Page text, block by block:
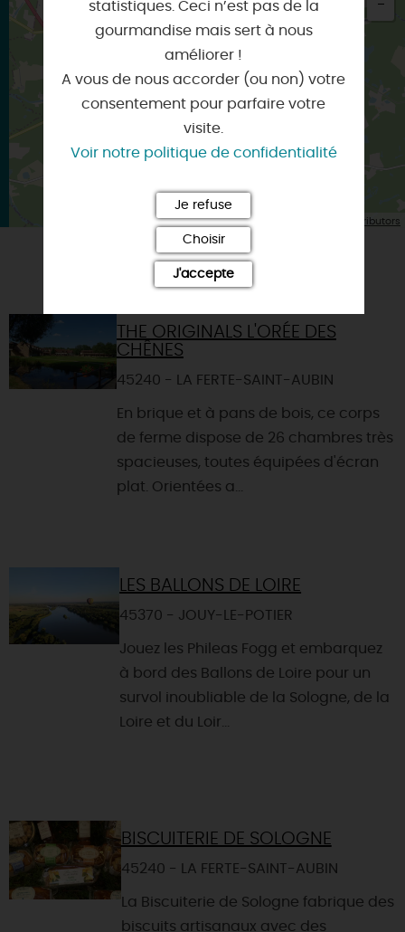
×
Itinéraire vers
LA FERTE-SAINT-AUBIN
Leaflet| Map data © OpenStreetMap contributors
VOUS AIMEREZ AUSSI
THE ORIGINALS L'ORÉE DES
CHÊNES
45240 - LA FERTE-SAINT-AUBIN
En brique et à pans de bois, ce corps
de ferme dispose de 26 chambres très
spacieuses, toutes équipées d'écran
plat. Orientées a...
LES BALLONS DE LOIRE
45370 - JOUY-LE-POTIER
Jouez les Phileas Fogg et embarquez
à bord des Ballons de Loire pour un
survol inoubliable de la Sologne, de la
Loire et du Loir...
BISCUITERIE DE SOLOGNE
45240 - LA FERTE-SAINT-AUBIN
La Biscuiterie de Sologne fabrique des
biscuits artisanaux avec des
statistiques. Ceci n’est pas de la
gourmandise mais sert à nous
améliorer !
A vous de nous accorder (ou non) votre
consentement pour parfaire votre
visite.
Voir notre politique de confidentialité
Je refuse
Choisir
J'accepte